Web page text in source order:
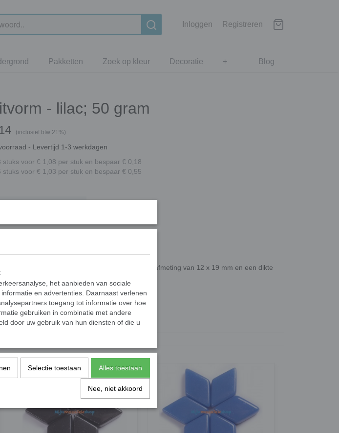
Inloggen Registreren
Blog
Pakketten Zoek op kleur Decoratie +
- lilac; 50 gram
(inclusief btw 21%)
- Levertijd 1-3 werkdagen
stuks voor € 1,08 per stuk en bespaar € 0,18
stuks voor € 1,03 per stuk en bespaar € 0,55
ruitvormige steentjes. De steentjes hebben een afmeting van 12 x 19 mm en een dikte
zitten ongeveer 24 steentjes.
0,05 Kg
het aanbieden van sociale
en advertenties. Daarnaast verlenen
toegang tot informatie over hoe
gebruiken in combinatie met andere
door uw gebruik van hun diensten of die u
Selectie toestaan Alles toestaan
Nee, niet akkoord